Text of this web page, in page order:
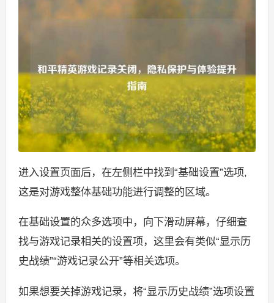
进入设置页面后，在左侧栏中找到“基础设置”选项,
这是对游戏整体基础功能进行调整的区域。
在基础设置的众多选项中，向下滑动屏幕，仔细查
找与游戏记录相关的设置项，这里会有类似“显示历
史战绩”“游戏记录公开”等相关选项。
如果想要关掉游戏记录，将“显示历史战绩”选项设置